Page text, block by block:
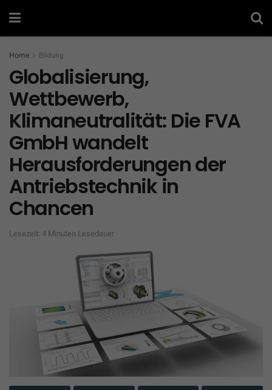
Home Bildung
Globalisierung,
Wettbewerb,
Klimaneutralität: Die FVA
GmbH wandelt
Herausforderungen der
Antriebstechnik in
Chancen
Lesezeit: 4 Minuten Lesedauer